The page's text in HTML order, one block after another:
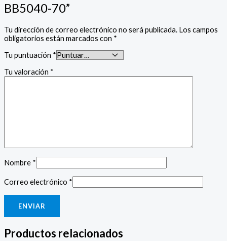
BB5040-70”
Tu dirección de correo electrónico no será publicada. Los campos
obligatorios están marcados con *
Tu puntuación *
Tu valoración *
Nombre *
Correo electrónico *
Productos relacionados